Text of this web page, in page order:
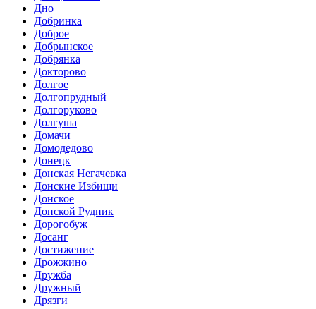
Дно
Добринка
Доброе
Добрынское
Добрянка
Докторово
Долгое
Долгопрудный
Долгоруково
Долгуша
Домачи
Домодедово
Донецк
Донская Негачевка
Донские Избищи
Донское
Донской Рудник
Дорогобуж
Досанг
Достижение
Дрожжино
Дружба
Дружный
Дрязги